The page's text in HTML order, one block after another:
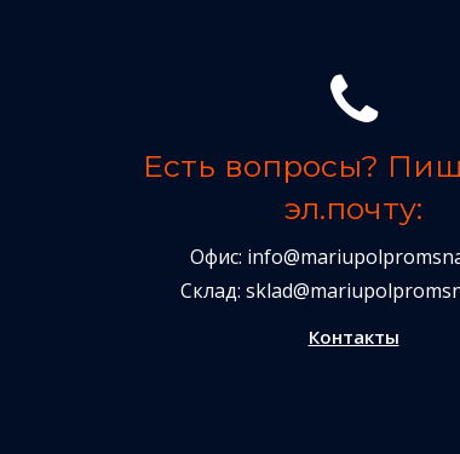
Есть вопросы?
эл.почту:
Офис:
Склад:
Контакты